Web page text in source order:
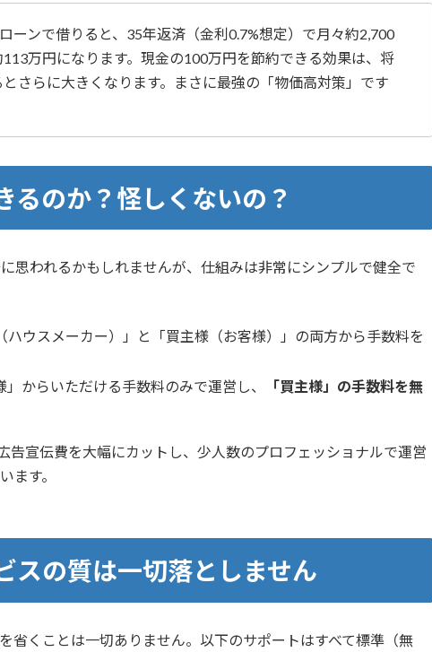
ーンで借りると、35年返済（金利0.7%想定）で月々約2,700
万円になります。現金の100万円を節約できる効果は、将
さらに大きくなります。まさに最強の「物価高対策」です
るのか？怪しくないの？
思われるかもしれませんが、仕組みは非常にシンプルで健全で
ハウスメーカー）」と「買主様（お客様）」の両方から手数料を
」からいただける手数料のみで運営し、
「買主様」の手数料を無
告宣伝費を大幅にカットし、少人数のプロフェッショナルで運営
ます。
スの質は一切落としません
省くことは一切ありません。以下のサポートはすべて標準（無